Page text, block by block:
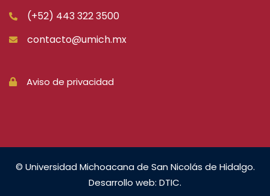
(+52) 443 322 3500
contacto@umich.mx
Aviso de privacidad
© Universidad Michoacana de San Nicolás de Hidalgo.
Desarrollo web: DTIC.